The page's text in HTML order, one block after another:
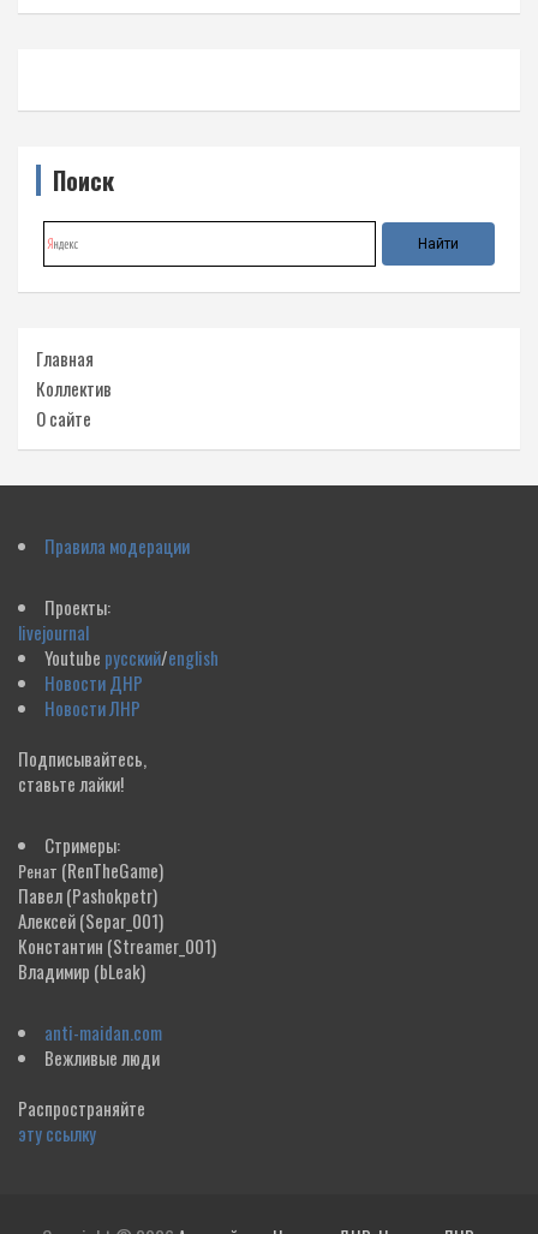
Поиск
Главная
Коллектив
О сайте
Правила модерации
Проекты:
livejournal
Youtube русский/english
Новости ДНР
Новости ЛНР
Подписывайтесь,
ставьте лайки!
Стримеры:
Ренат (RenTheGame)
Павел(Pashokpetr)
Алексей(Separ_001)
Константин (Streamer_001)
Владимир (bLeak)
anti-maidan.com
Вежливые люди
Распространяйте
эту ссылку